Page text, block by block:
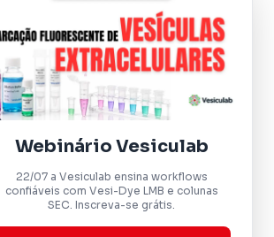
Webinário Vesiculab
22/07 a Vesiculab ensina workflows
confiáveis com Vesi-Dye LMB e colunas
SEC. Inscreva-se grátis.